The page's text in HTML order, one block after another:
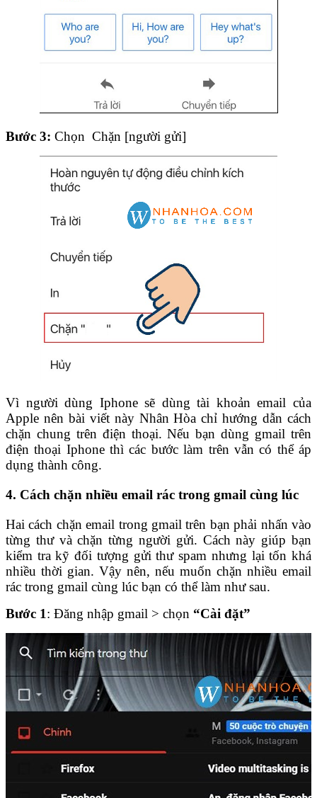
Bước 3: Chọn Chặn [người gửi]
Vì người dùng Iphone sẽ dùng tài khoản email của
Apple nên bài viết này Nhân Hòa chỉ hướng dẫn cách
chặn chung trên điện thoại. Nếu bạn dùng gmail trên
điện thoại Iphone thì các bước làm trên vẫn có thể áp
dụng thành công.
4. Cách chặn nhiều email rác trong gmail cùng lúc
Hai cách chặn email trong gmail trên bạn phải nhấn vào
từng thư và chặn từng người gửi. Cách này giúp bạn
kiểm tra kỹ đối tượng gửi thư spam nhưng lại tốn khá
nhiều thời gian. Vậy nên, nếu muốn chặn nhiều email
rác trong gmail cùng lúc bạn có thể làm như sau.
Bước 1: Đăng nhập gmail > chọn “Cài đặt”